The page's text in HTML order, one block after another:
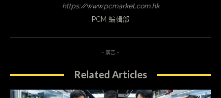
https://www.pcmarket.com.hk
PCM 編輯部
- 廣告 -
Related Articles